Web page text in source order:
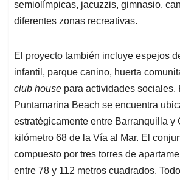
semiolímpicas, jacuzzis, gimnasio,
diferentes zonas recreativas.
El proyecto también incluye espejos
infantil, parque canino, huerta
club house para actividades sociales.
Puntamarina Beach se encuentra
estratégicamente entre Barranquilla y
kilómetro 68 de la Vía al Mar. El
compuesto por tres torres de
entre 78 y 112 metros cuadrados.